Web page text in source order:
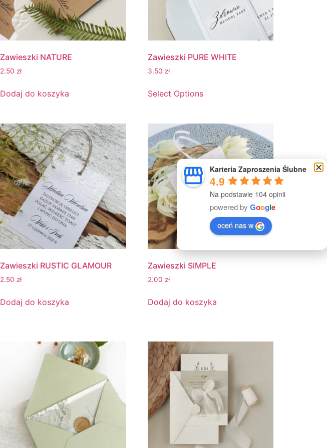
Zawieszki NATURE
2.50zł
Dodaj do koszyka
Zawieszki PURE WHITE
3.50zł
Select Options
Zawieszki RUSTIC GLAMOUR
2.50zł
Dodaj do koszyka
Zawieszki SIMPLE
2.00zł
Dodaj do koszyka
Karteria Zaproszenia Ślubne
4.9
Na podstawie 104 opinii
powered by Google
oceń nas w